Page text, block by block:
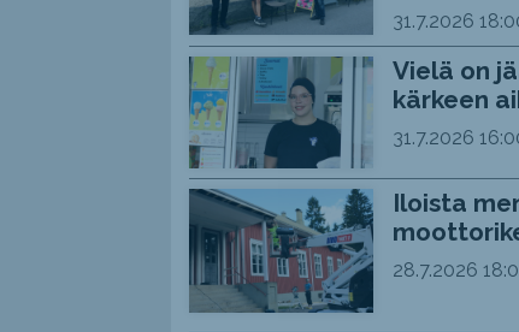
31.7.2026
Vielä on
kärkeen
31.7.2026
Iloista
28.7.2026